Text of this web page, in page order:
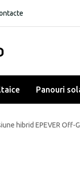
Panouri
hibrid EPEVER Off-